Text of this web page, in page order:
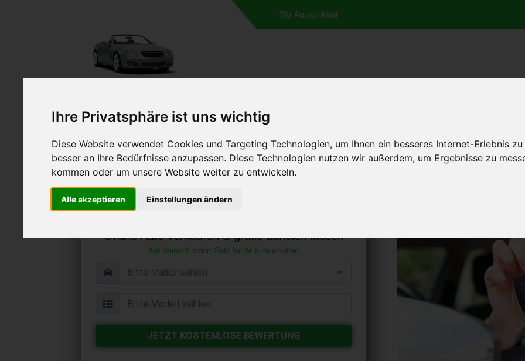
Ihre Privatsphäre ist uns wichtig
Diese Website verwendet Cookies und Targeting Technologien, um Ihnen ein besseres Internet-Erlebnis
besser an Ihre Bedürfnisse anzupassen. Diese Technologien nutzen wir außerdem, um Ergebnisse zu
kommen oder um unsere Website weiter zu entwickeln.
Alle akzeptieren Einstellungen ändern
Wo-Autoankauf
HOME AUTOANKAUF
Autoankauf in Isny im Allgäu Baden-
Online Auto verkaufen & gratis abholen lassen
Auf Wunsch sofort Geld für Ihr Auto erhalten
JETZT KOSTENLOSE BEWERTUNG